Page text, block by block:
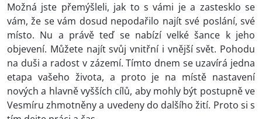
Možná jste přemýšleli, jak to s vámi je a zastesklo se
vám, že se vám dosud nepodařilo najít své poslání, své
místo. Nu a právě teď se nabízí velké šance k jeho
objevení. Můžete najít svůj vnitřní i vnější svět. Pohodu
na duši a radost v zázemí. Tímto dnem se uzavírá jedna
etapa vašeho života, a proto je na místě nastavení
nových a hlavně vyšších cílů, aby mohly být postupně ve
Vesmíru zhmotněny a uvedeny do dalšího žití. Proto si s